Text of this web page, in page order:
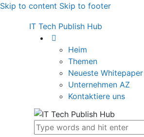
Skip to content Skip to footer
IT Tech Publish Hub
Heim
Themen
Neueste Whitepaper
Unternehmen AZ
Kontaktiere uns